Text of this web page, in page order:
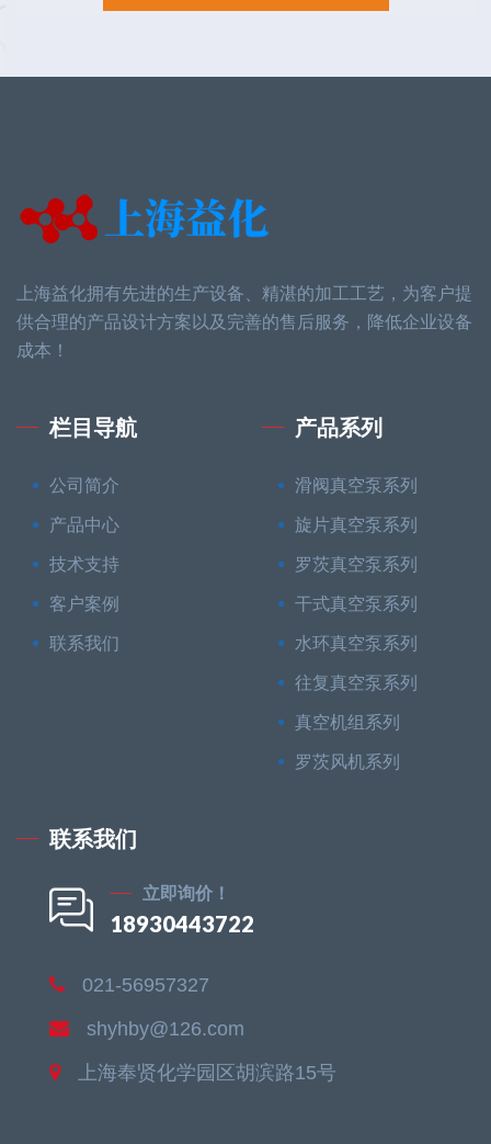
上海益化拥有先进的生产设备、精湛的加工工艺，为客户提
供合理的产品设计方案以及完善的售后服务，降低企业设备
成本！
栏目导航
公司简介
产品中心
技术支持
客户案例
联系我们
产品系列
滑阀真空泵系列
旋片真空泵系列
罗茨真空泵系列
干式真空泵系列
水环真空泵系列
往复真空泵系列
真空机组系列
罗茨风机系列
联系我们
立即询价！
18930443722
021-56957327
shyhby@126.com
上海奉贤化学园区胡滨路15号